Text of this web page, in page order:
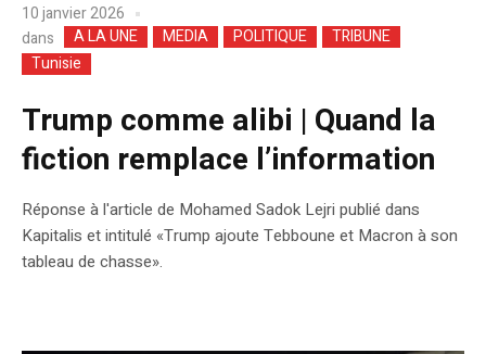
10 janvier 2026
dans
A LA UNE MEDIA POLITIQUE
TRIBUNE
Tunisie
Trump comme alibi | Quand la
fiction remplace l’information
Réponse à l'article de Mohamed Sadok Lejri publié dans
Kapitalis et intitulé «Trump ajoute Tebboune et Macron à son
tableau de chasse».